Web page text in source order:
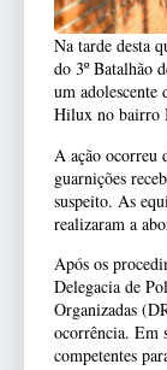
Na tarde desta
do 3º Batalhão
um
Hilux no bairro
A ação ocorreu
guarnições
suspeito. As
realizaram a
Após os
Delegacia de
Organizadas
ocorrência. Em
competentes